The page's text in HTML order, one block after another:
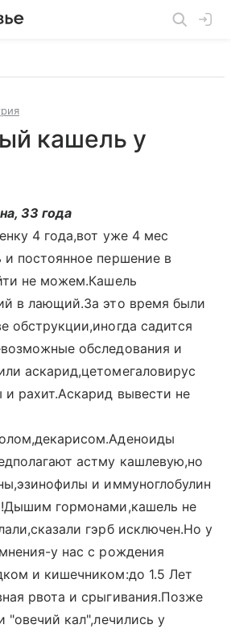
кашель у
33 года
4 года,вот уже 4 мес
и постоянное першение в
не можем.Кашель
в лающий.За это время были
обструкции,иногда садится
обследования и
аскарид,цетомегаловирус
рахит.Аскарид вывести не
астму кашлевую,но
и иммуноглобулин
гормонами,кашель не
гэрб исключен.Но у
у нас с рождения
и кишечником:до 1.5 Лет
рвота и срыгивания.Позже
"овечий кал",лечились у